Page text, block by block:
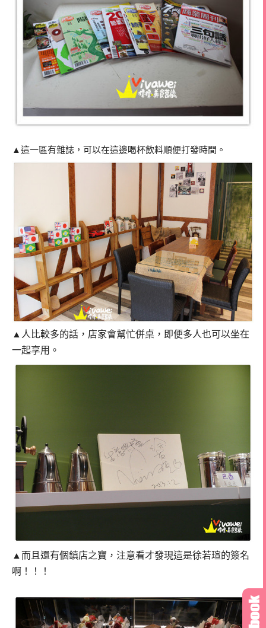
▲這一區有雜誌，可以在這邊喝杯飲料順便打發時間。
▲人比較多的話，店家會幫忙併桌，即便多人也可以坐在
一起享用。
▲而且還有個鎮店之寶，注意看才發現這是徐若瑄的簽名
啊！！！